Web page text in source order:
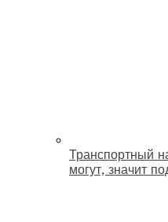
Транспортный
могут, значит